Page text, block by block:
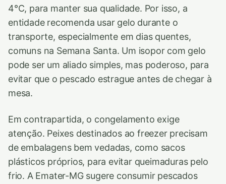
4°C, para manter sua qualidade. Por isso, a
entidade recomenda usar gelo durante o
transporte, especialmente em dias quentes,
comuns na Semana Santa. Um isopor com gelo
pode ser um aliado simples, mas poderoso, para
evitar que o pescado estrague antes de chegar à
mesa.
Em contrapartida, o congelamento exige
atenção. Peixes destinados ao freezer precisam
de embalagens bem vedadas, como sacos
plásticos próprios, para evitar queimaduras pelo
frio. A Emater-MG sugere consumir pescados